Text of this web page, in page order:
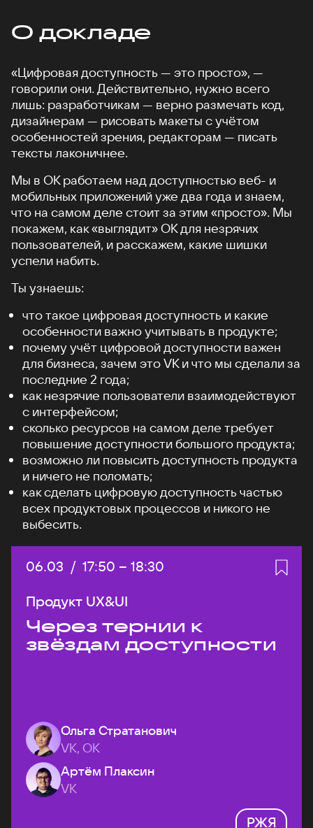
О докладе
«Цифровая доступность — это просто», —
говорили они. Действительно, нужно всего
лишь: разработчикам — верно размечать код,
дизайнерам — рисовать макеты с учётом
особенностей зрения, редакторам — писать
тексты лаконичнее.
Мы в ОК работаем над доступностью веб- и
мобильных приложений уже два года и знаем,
что на самом деле стоит за этим «просто». Мы
покажем, как «выглядит» ОК для незрячих
пользователей, и расскажем, какие шишки
успели набить.
Ты узнаешь:
что такое цифровая доступность и какие
особенности важно учитывать в продукте;
почему учёт цифровой доступности важен
для бизнеса, зачем это VK и что мы сделали за
последние 2 года;
как незрячие пользователи взаимодействуют
с интерфейсом;
сколько ресурсов на самом деле требует
повышение доступности большого продукта;
возможно ли повысить доступность продукта
и ничего не поломать;
как сделать цифровую доступность частью
всех продуктовых процессов и никого не
выбесить.
Дата:
06.03 / Начало:
17:50 – Конец:
18:30
Продукт UX&UI
Через тернии к
звёздам доступности
Ольга Стратанович
VK, ОК
Артём Плаксин
VK
РЖЯ